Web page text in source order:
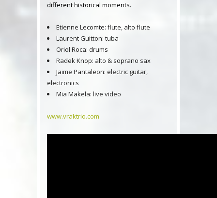
different historical moments.
Etienne Lecomte: flute, alto flute
Laurent Guitton: tuba
Oriol Roca: drums
Radek Knop: alto & soprano sax
Jaime Pantaleon: electric guitar,
electronics
Mia Makela: live video
www.vraktrio.com